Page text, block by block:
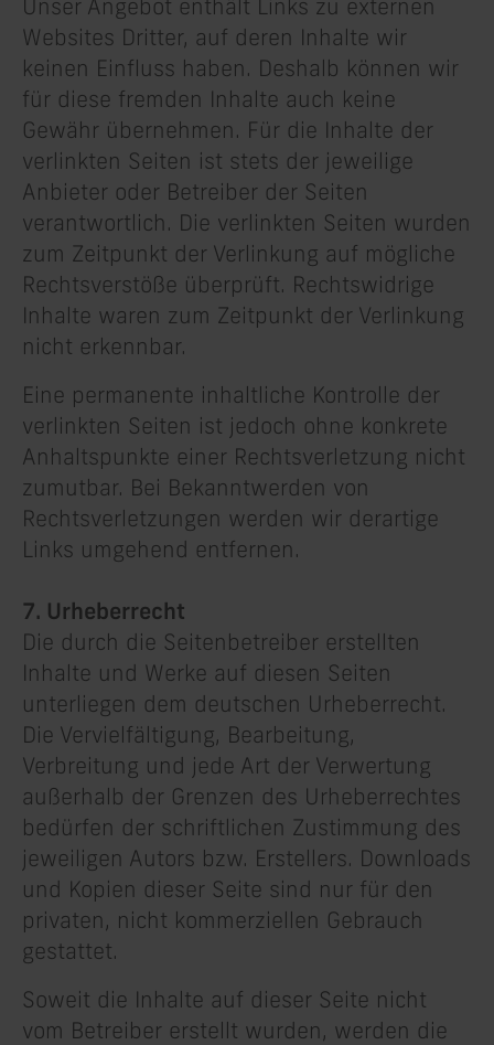
Websites Dritter, auf deren Inhalte wir
keinen Einfluss haben. Deshalb können wir
für diese fremden Inhalte auch keine
Gewähr übernehmen. Für die Inhalte der
verlinkten Seiten ist stets der jeweilige
Anbieter oder Betreiber der Seiten
verantwortlich. Die verlinkten Seiten wurden
zum Zeitpunkt der Verlinkung auf mögliche
Rechtsverstöße überprüft. Rechtswidrige
Inhalte waren zum Zeitpunkt der Verlinkung
nicht erkennbar.
Eine permanente inhaltliche Kontrolle der
verlinkten Seiten ist jedoch ohne konkrete
Anhaltspunkte einer Rechtsverletzung nicht
zumutbar. Bei Bekanntwerden von
Rechtsverletzungen werden wir derartige
Links umgehend entfernen.
7. Urheberrecht
Die durch die Seitenbetreiber erstellten
Inhalte und Werke auf diesen Seiten
unterliegen dem deutschen Urheberrecht.
Die Vervielfältigung, Bearbeitung,
Verbreitung und jede Art der Verwertung
außerhalb der Grenzen des Urheberrechtes
bedürfen der schriftlichen Zustimmung des
jeweiligen Autors bzw. Erstellers. Downloads
und Kopien dieser Seite sind nur für den
privaten, nicht kommerziellen Gebrauch
gestattet.
Soweit die Inhalte auf dieser Seite nicht
vom Betreiber erstellt wurden, werden die